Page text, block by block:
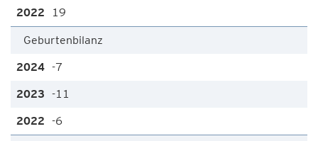
19
Geburtenbilanz
-7
-11
-6